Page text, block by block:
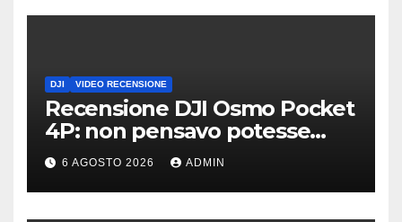
DJI VIDEO RECENSIONE
Recensione DJI Osmo Pocket
4P: non pensavo potesse
piacermi così tanto
6 AGOSTO 2026 ADMIN